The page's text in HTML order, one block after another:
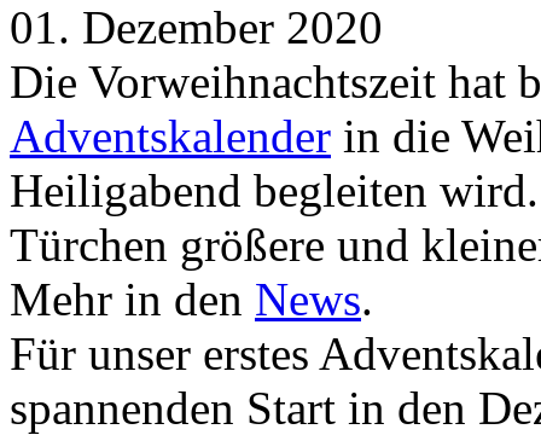
01. Dezember 2020
Die Vorweihnachtszeit hat
Adventskalender in die
Heiligabend begleiten
Türchen größere und
Mehr in den News.
Für unser erstes
spannenden Start in den